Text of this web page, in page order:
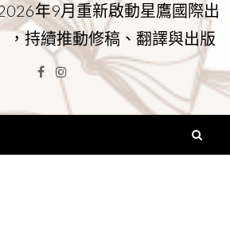
年9月重新啟動星鷹國際出
，持續推動修稿、翻譯與出版
Facebook
Instagram